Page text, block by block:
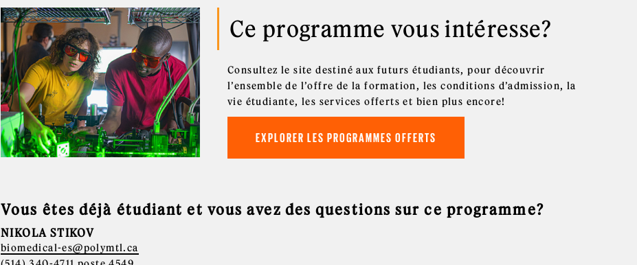
Ce programme vous intéresse?
Consultez le site destiné aux futurs étudiants, pour découvrir
l’ensemble de l’offre de la formation, les conditions d’admission, la
vie étudiante, les services offerts et bien plus encore!
EXPLORER LES PROGRAMMES OFFERTS
Vous êtes déjà étudiant et vous avez des questions sur ce programme?
NIKOLA STIKOV
biomedical-es@polymtl.ca